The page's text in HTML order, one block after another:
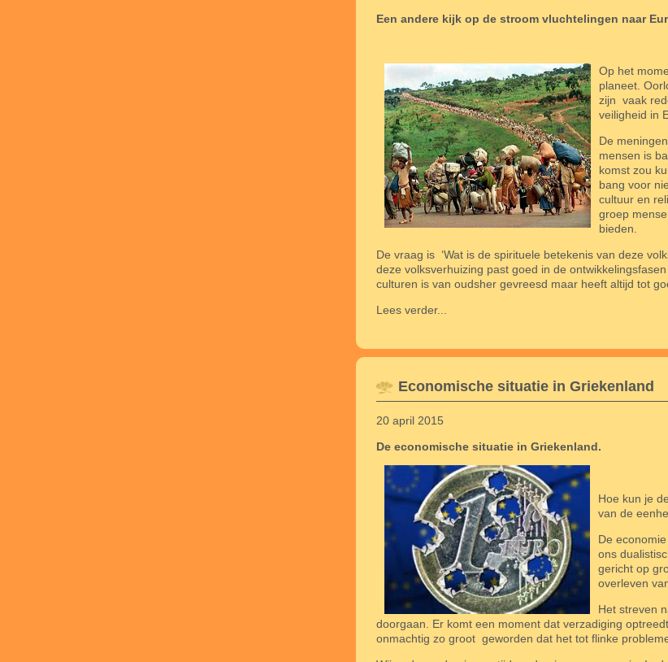
Een andere kijk op de stroom vluchtelingen naar
Op het
planeet.
zijn vaak
veiligheid in
De
mensen is
komst zou
bang voor
cultuur en
groep
bieden.
De vraag is ‘Wat is de spirituele betekenis van deze
deze volksverhuizing past goed in de
culturen is van oudsher gevreesd maar heeft altijd tot
Lees verder...
Economische situatie in Griekenland
20 april 2015
De economische situatie in Griekenland.
Hoe kun je
van de
De
ons
gericht op
overleven
Het streven
doorgaan. Er komt een moment dat verzadiging
onmachtig zo groot geworden dat het tot flinke